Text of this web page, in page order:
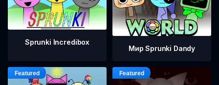
Sprunki Incredibox
Мир Sprunki Dandy